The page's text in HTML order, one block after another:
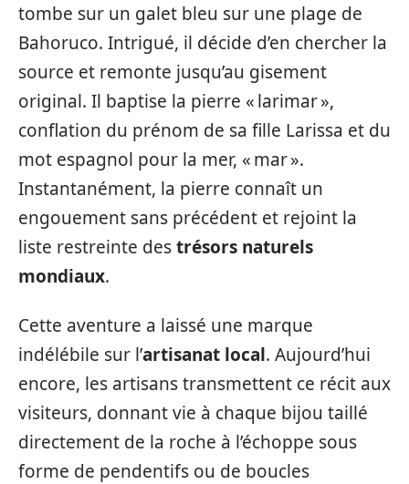
tombe sur un galet bleu sur une plage de
Bahoruco. Intrigué, il décide d’en chercher la
source et remonte jusqu’au gisement
original. Il baptise la pierre « larimar »,
conflation du prénom de sa fille Larissa et du
mot espagnol pour la mer, « mar ».
Instantanément, la pierre connaît un
engouement sans précédent et rejoint la
liste restreinte destrésors naturels
mondiaux.
Cette aventure a laissé une marque
indélébile sur l’artisanat local. Aujourd’hui
encore, les artisans transmettent ce récit aux
visiteurs, donnant vie à chaque bijou taillé
directement de la roche à l’échoppe sous
forme de pendentifs ou de boucles